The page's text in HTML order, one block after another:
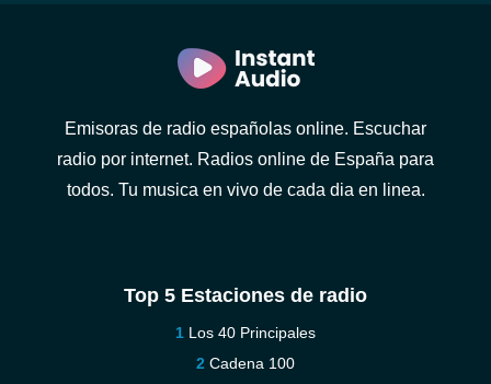
Emisoras de radio españolas online. Escuchar
radio por internet. Radios online de España para
todos. Tu musica en vivo de cada dia en linea.
Top 5 Estaciones de radio
Los 40 Principales
Cadena 100